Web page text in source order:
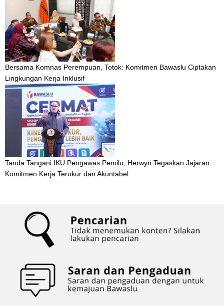
Bersama Komnas Perempuan, Totok: Komitmen Bawaslu Ciptakan
Lingkungan Kerja Inklusif
Tanda Tangani IKU Pengawas Pemilu, Herwyn Tegaskan Jajaran
Komitmen Kerja Terukur dan Akuntabel